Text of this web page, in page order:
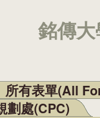
銘傳
所有表單(All
劃處(CPC)